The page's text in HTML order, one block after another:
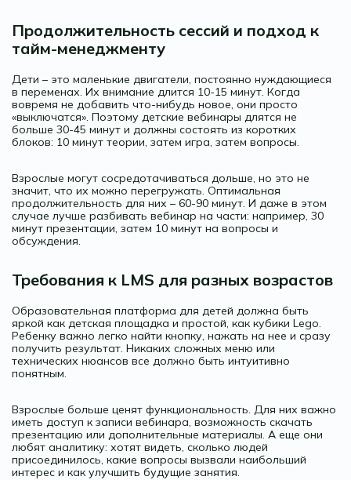
Продолжительность сессий и подход к
тайм-менеджменту
Дети – это маленькие двигатели, постоянно нуждающиеся
в переменах. Их внимание длится 10-15 минут. Когда
вовремя не добавить что-нибудь новое, они просто
«выключатся». Поэтому детские вебинары длятся не
больше 30-45 минут и должны состоять из коротких
блоков: 10 минут теории, затем игра, затем вопросы.
Взрослые могут сосредотачиваться дольше, но это не
значит, что их можно перегружать. Оптимальная
продолжительность для них – 60-90 минут. И даже в этом
случае лучше разбивать вебинар на части: например, 30
минут презентации, затем 10 минут на вопросы и
обсуждения.
Требования к LMS для разных возрастов
Образовательная платформа для детей должна быть
яркой как детская площадка и простой, как кубики Lego.
Ребенку важно легко найти кнопку, нажать на нее и сразу
получить результат. Никаких сложных меню или
технических нюансов все должно быть интуитивно
понятным.
Взрослые больше ценят функциональность. Для них важно
иметь доступ к записи вебинара, возможность скачать
презентацию или дополнительные материалы. А еще они
любят аналитику: хотят видеть, сколько людей
присоединилось, какие вопросы вызвали наибольший
интерес и как улучшить будущие занятия.